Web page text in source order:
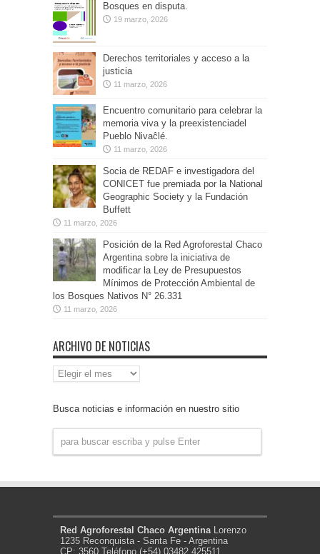
Bosques en disputa.
19 marzo, 2026
Derechos territoriales y acceso a la
justicia
11 marzo, 2026
Encuentro comunitario para celebrar la
memoria viva y la preexistenciadel
Pueblo Nivaĉlé.
11 marzo, 2026
Socia de REDAF e investigadora del
CONICET fue premiada por la National
Geographic Society y la Fundación
Buffett
11 marzo, 2026
Posición de la Red Agroforestal Chaco
Argentina sobre la iniciativa de
modificar la Ley de Presupuestos
Mínimos de Protección Ambiental de
los Bosques Nativos N° 26.331
11 marzo, 2026
ARCHIVO DE NOTICIAS
Archivo
de
Busca noticias e información en nuestro sitio
Red Agroforestal Chaco ArgentinaLorenzo
1235 Reconquista - Santa Fe - Argentina
CP: 3560 Teléfono (+54) 03482 425511